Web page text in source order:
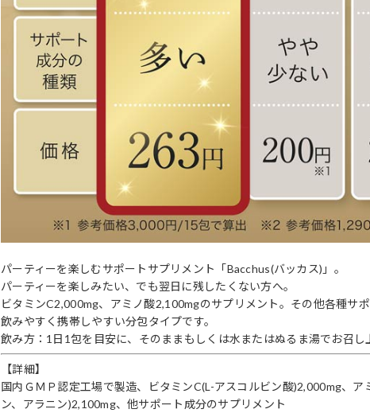
パーティーを楽しむサポートサプリメント「Bacchus(バッカス)」。
パーティーを楽しみたい、でも翌日に残したくない方へ。
ビタミンC2,000mg、アミノ酸2,100mgのサプリメント。その他各種サポ
飲みやすく携帯しやすい分包タイプです。
飲み方：1日1包を目安に、そのままもしくは水またはぬるま湯でお召し
【詳細】
国内ＧＭＰ認定工場で製造、ビタミンC(L-アスコルビン酸)2,000mg、ア
ン、アラニン)2,100mg、他サポート成分のサプリメント